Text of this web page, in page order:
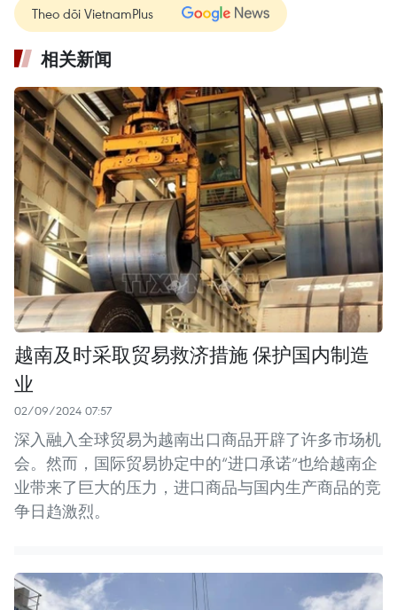
Theo dõi VietnamPlus
相关新闻
越南及时采取贸易救济措施 保护国内制造
业
02/09/2024 07:57
深入融入全球贸易为越南出口商品开辟了许多市场机
会。然而，国际贸易协定中的“进口承诺”也给越南企
业带来了巨大的压力，进口商品与国内生产商品的竞
争日趋激烈。